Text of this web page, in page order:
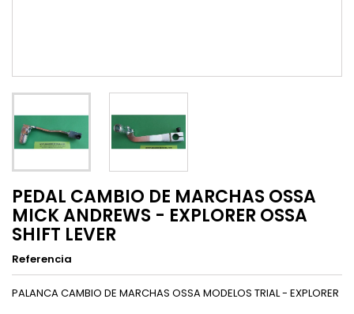
PEDAL CAMBIO DE MARCHAS OSSA
MICK ANDREWS - EXPLORER OSSA
SHIFT LEVER
Referencia
PALANCA CAMBIO DE MARCHAS OSSA MODELOS TRIAL - EXPLORER